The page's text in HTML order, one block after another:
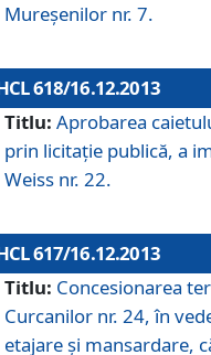
Mureşenilor nr. 7.
618/16.12.2013
Titlu: Aprobarea
prin licitaţie publică, a
Weiss nr. 22.
617/16.12.2013
Titlu: Concesionarea
Curcanilor nr. 24, în
etajare şi mansardare,